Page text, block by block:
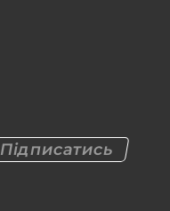
Підписатись